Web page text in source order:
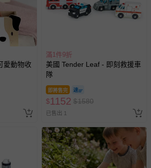
愛動物收
滿1件9折
美國 Tender Leaf - 即刻救援車
隊
即將售完
$1152 $1580
已售出 1